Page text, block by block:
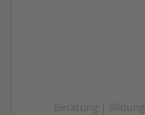
Beratung |